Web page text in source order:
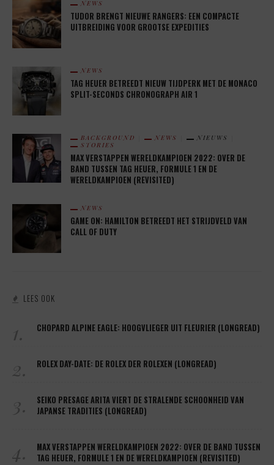
NEWS
TUDOR BRENGT NIEUWE RANGERS: EEN COMPACTE
UITBREIDING VOOR GROOTSE EXPEDITIES
NEWS
TAG HEUER BETREEDT NIEUW TIJDPERK MET DE MONACO
SPLIT-SECONDS CHRONOGRAPH AIR 1
BACKGROUND NEWS
NIEUWS
STORIES
MAX VERSTAPPEN WERELDKAMPIOEN 2022: OVER DE
BAND TUSSEN TAG HEUER, FORMULE 1 EN DE
WERELDKAMPIOEN (REVISITED)
NEWS
GAME ON: HAMILTON BETREEDT HET STRIJDVELD VAN
CALL OF DUTY
LEES OOK
1. CHOPARD ALPINE EAGLE: HOOGVLIEGER UIT FLEURIER (LONGREAD)
2. ROLEX DAY-DATE: DE ROLEX DER ROLEXEN (LONGREAD)
3.
SEIKO PRESAGE ARITA VIERT DE STRALENDE SCHOONHEID VAN
JAPANSE TRADITIES (LONGREAD)
4.
MAX VERSTAPPEN WERELDKAMPIOEN 2022: OVER DE BAND TUSSEN
TAG HEUER, FORMULE 1 EN DE WERELDKAMPIOEN (REVISITED)